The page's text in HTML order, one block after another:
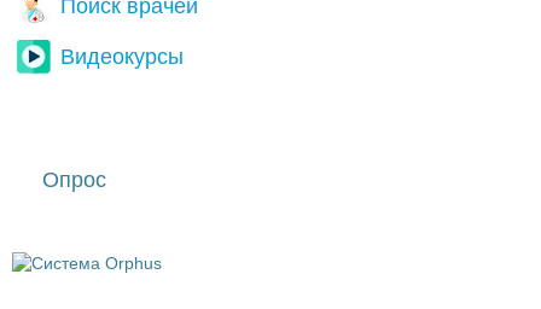
Поиск врачей
Видеокурсы
Опрос